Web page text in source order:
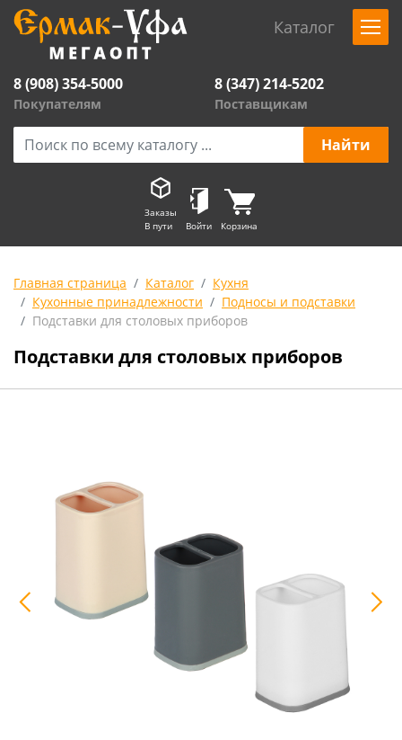
Каталог
8 (908) 354-5000
Покупателям
8 (347) 214-5202
Поставщикам
Заказы
В пути
Войти Корзина
Главная страница Каталог
Кухня
Кухонные принадлежности
Подносы и подставки
Подставки для столовых приборов
Подставки для столовых приборов